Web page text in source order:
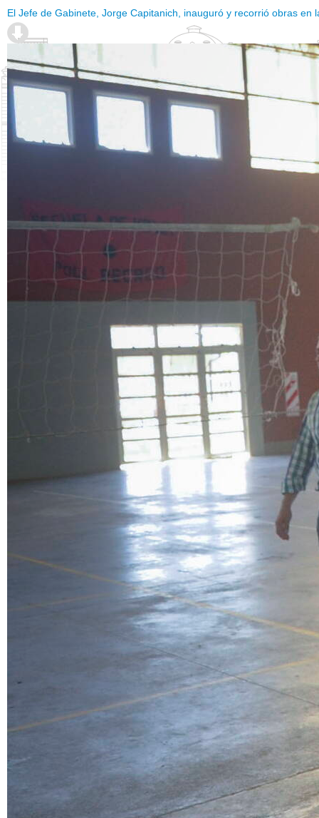
El Jefe de Gabinete, Jorge Capitanich, inauguró y recorrió obras